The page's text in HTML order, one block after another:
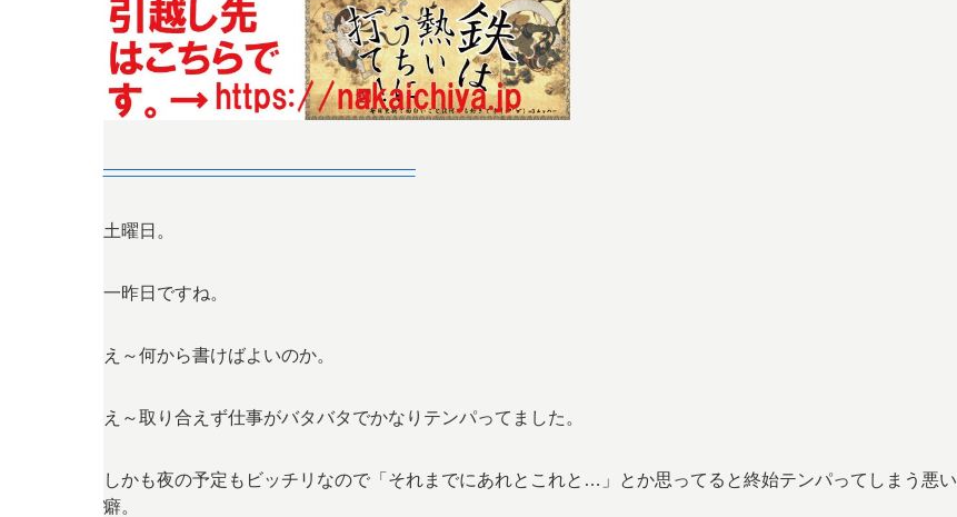
—————————————————–
土曜日。
一昨日ですね。
え～何から書けばよいのか。
え～取り合えず仕事がバタバタでかなりテンパってました。
しかも夜の予定もビッチリなので「それまでにあれとこれと…」とか思ってると終始テンパってしまう悪い
癖。